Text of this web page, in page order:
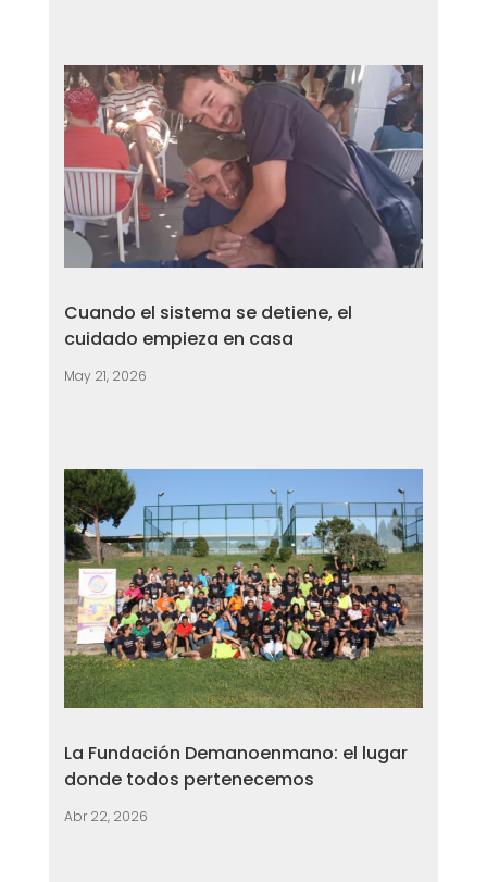
Cuando el sistema se detiene, el
cuidado empieza en casa
May 21, 2026
La Fundación Demanoenmano: el lugar
donde todos pertenecemos
Abr 22, 2026